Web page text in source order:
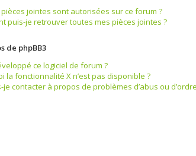
jointes sont autorisées sur ce forum ?
puis-je retrouver toutes mes pièces jointes ?
de phpBB3
ce logiciel de forum ?
la fonctionnalité X n’est pas disponible ?
je contacter à propos de problèmes d’abus ou